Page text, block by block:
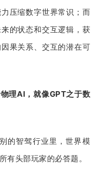
压缩数字世界常识；而
的状态和交互逻辑，获
果关系、交互的潜在可
理AI，就像GPT之于数
的智驾行业里，世界模
有头部玩家的必答题。